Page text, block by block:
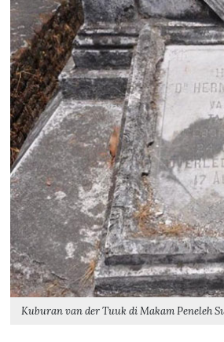
Kuburan van der Tuuk di Makam Peneleh